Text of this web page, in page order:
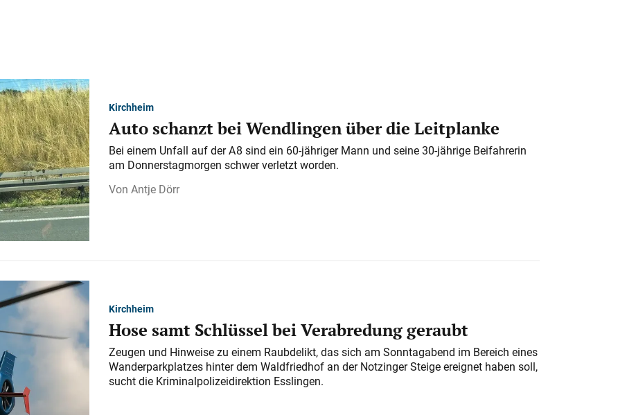
Kirchheim
Auto schanzt bei Wendlingen über die Leitplanke
Bei einem Unfall auf der A 8 sind ein 60-jähriger Mann und seine 30-jährige Beifahrerin
am Donnerstagmorgen schwer verletzt worden.
Antje Dörr
Kirchheim
Hose samt Schlüssel bei Verabredung geraubt
Zeugen und Hinweise zu einem Raubdelikt, das sich am Sonntagabend im Bereich eines
Wanderparkplatzes hinter dem Waldfriedhof an der Notzinger Steige ereignet haben soll,
sucht die Kriminalpolizeidirektion Esslingen.